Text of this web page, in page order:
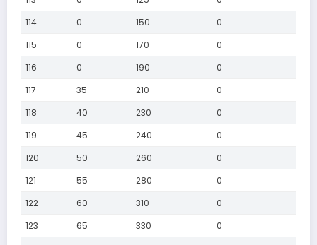
114
0 150
0
115
0 170
0
116
0 190
0
117
35 210
0
118
40 230
0
119
45 240
0
120
50 260
0
121
55 280
0
122
60 310
0
123
65 330
0